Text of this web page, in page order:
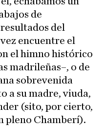
de
del
encuentre el
el himno histórico
madrileñas–, o de
sobrevenida
a su madre, viuda,
(sito, por cierto,
pleno Chamberí).